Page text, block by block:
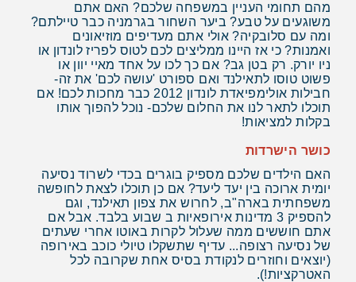
מהם תחומי העניין במשפחה שלכם? האם אתם
משוגעים על טבע? ביער השחור בגרמניה כבר טיילתם?
ומה עם סלובקיה? אולי אתם מעדיפים מוזיאונים
ואמנות? כי אז היינו ממליצים לכם לטוס לפריז לונדון או
ניו יורק. רק בטן גב? אם כך לכו על אחד מאיי יוון או
פשוט טוסו לתאילנד ואם ספורט 'עושה לכם' את זה-
חבילות אולימפיאדת לונדון 2012 כבר מחכות לכם! אם
תוכלו לתאר לנו את החלום שלכם- נוכל להפוך אותו
בקלות למציאות!
כושר הישרדות
האם הילדים שלכם מספיק בוגרים בכדי לשרוד נסיעה
יומית ארוכה בין יעד ליעד? אם כן תוכלו לצאת לחופשה
משפחתית בארה"ב, לחרוש את צפון תאילנד, וגם
להספיק 3 מדינות אירופאיות ב שבוע בלבד. אבל אם
אתם חוששים ממה שעלול לקרות באוטו אחרי שעתים
של נסיעה רצופה... עדיף שתשקלו טיולי כוכב באירופה
(יוצאים וחוזרים לנקודת בסיס אחת שקרובה לכל
האטרקציות!).